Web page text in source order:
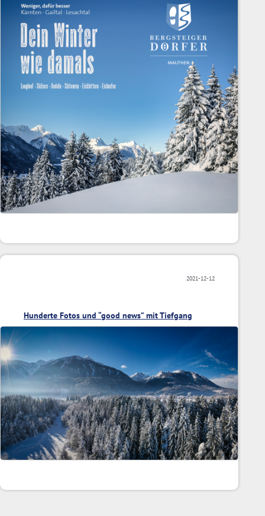
2021-12-12
Hunderte Fotos und “good news” mit Tiefgang